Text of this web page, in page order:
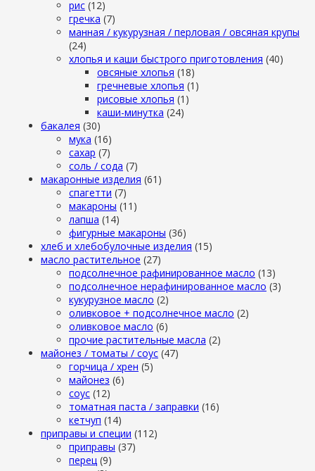
рис (12)
гречка (7)
манная / кукурузная / перловая / овсяная крупы
(24)
хлопья и каши быстрого приготовления (40)
овсяные хлопья (18)
гречневые хлопья (1)
рисовые хлопья (1)
каши-минутка (24)
бакалея (30)
мука (16)
сахар (7)
cоль / cода (7)
макаронные изделия (61)
cпагетти (7)
макароны (11)
лапша (14)
фигурные макароны (36)
хлеб и хлебобулочные изделия (15)
масло растительное (27)
подсолнечное рафинированное масло (13)
подсолнечное нерафинированное масло (3)
кукурузное масло (2)
оливковое + подсолнечное масло (2)
оливковое масло (6)
прочие растительные масла (2)
майонез / томаты / соус (47)
горчица / хрен (5)
майонез (6)
соус (12)
томатная паста / заправки (16)
кетчуп (14)
приправы и специи (112)
приправы (37)
перец (9)